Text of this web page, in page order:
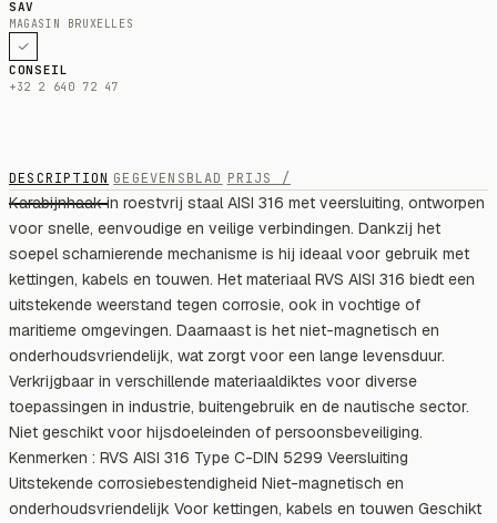
SAV
MAGASIN BRUXELLES
CONSEIL
+32 2 640 72 47
DESCRIPTION GEGEVENSBLAD PRIJS /
Karabijnhaak in roestvrij staal AISI 316 met veersluiting, ontworpen
voor snelle, eenvoudige en veilige verbindingen. Dankzij het
soepel scharnierende mechanisme is hij ideaal voor gebruik met
kettingen, kabels en touwen. Het materiaal RVS AISI 316 biedt een
uitstekende weerstand tegen corrosie, ook in vochtige of
maritieme omgevingen. Daarnaast is het niet-magnetisch en
onderhoudsvriendelijk, wat zorgt voor een lange levensduur.
Verkrijgbaar in verschillende materiaaldiktes voor diverse
toepassingen in industrie, buitengebruik en de nautische sector.
Niet geschikt voor hijsdoeleinden of persoonsbeveiliging.
Kenmerken : RVS AISI 316 Type C-DIN 5299 Veersluiting
Uitstekende corrosiebestendigheid Niet-magnetisch en
onderhoudsvriendelijk Voor kettingen, kabels en touwen Geschikt